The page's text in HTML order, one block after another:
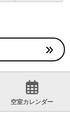
空室カレンダー